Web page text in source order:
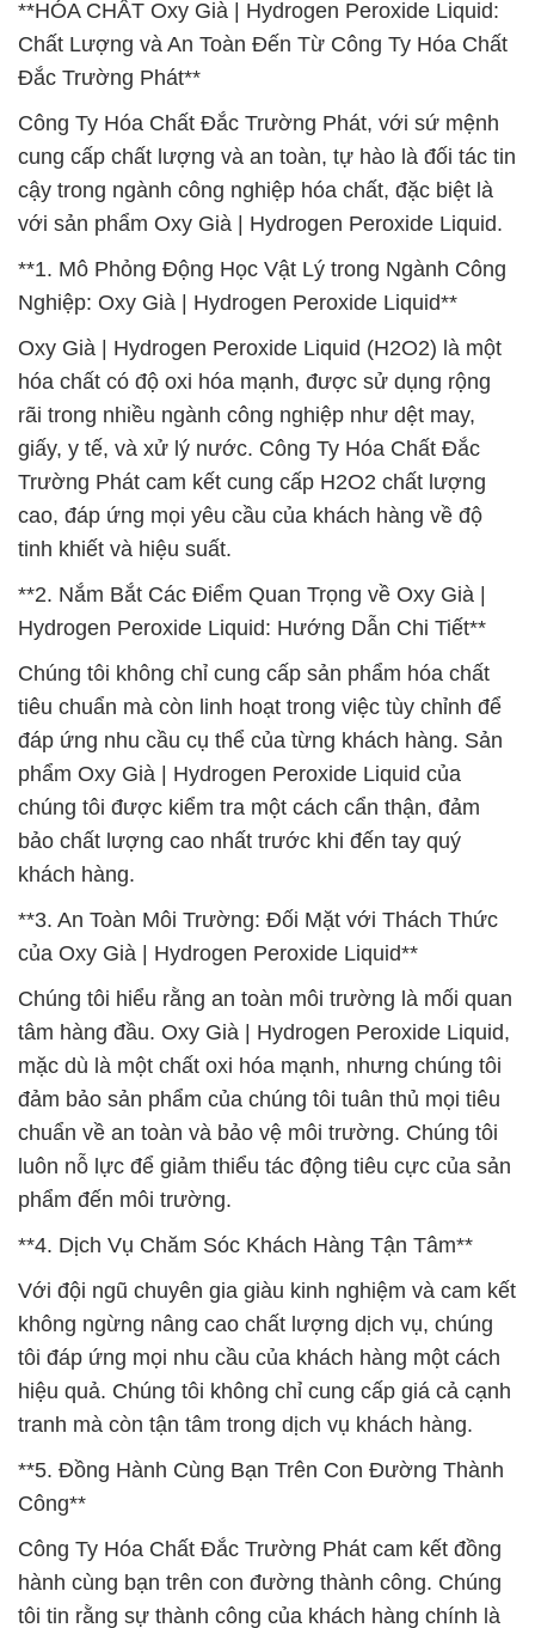
**HÓA CHẤT Oxy Già | Hydrogen Peroxide Liquid:
Chất Lượng và An Toàn Đến Từ Công Ty Hóa Chất
Đắc Trường Phát**
Công Ty Hóa Chất Đắc Trường Phát, với sứ mệnh
cung cấp chất lượng và an toàn, tự hào là đối tác tin
cậy trong ngành công nghiệp hóa chất, đặc biệt là
với sản phẩm Oxy Già | Hydrogen Peroxide Liquid.
**1. Mô Phỏng Động Học Vật Lý trong Ngành Công
Nghiệp: Oxy Già | Hydrogen Peroxide Liquid**
Oxy Già | Hydrogen Peroxide Liquid (H2O2) là một
hóa chất có độ oxi hóa mạnh, được sử dụng rộng
rãi trong nhiều ngành công nghiệp như dệt may,
giấy, y tế, và xử lý nước. Công Ty Hóa Chất Đắc
Trường Phát cam kết cung cấp H2O2 chất lượng
cao, đáp ứng mọi yêu cầu của khách hàng về độ
tinh khiết và hiệu suất.
**2. Nắm Bắt Các Điểm Quan Trọng về Oxy Già |
Hydrogen Peroxide Liquid: Hướng Dẫn Chi Tiết**
Chúng tôi không chỉ cung cấp sản phẩm hóa chất
tiêu chuẩn mà còn linh hoạt trong việc tùy chỉnh để
đáp ứng nhu cầu cụ thể của từng khách hàng. Sản
phẩm Oxy Già | Hydrogen Peroxide Liquid của
chúng tôi được kiểm tra một cách cẩn thận, đảm
bảo chất lượng cao nhất trước khi đến tay quý
khách hàng.
**3. An Toàn Môi Trường: Đối Mặt với Thách Thức
của Oxy Già | Hydrogen Peroxide Liquid**
Chúng tôi hiểu rằng an toàn môi trường là mối quan
tâm hàng đầu. Oxy Già | Hydrogen Peroxide Liquid,
mặc dù là một chất oxi hóa mạnh, nhưng chúng tôi
đảm bảo sản phẩm của chúng tôi tuân thủ mọi tiêu
chuẩn về an toàn và bảo vệ môi trường. Chúng tôi
luôn nỗ lực để giảm thiểu tác động tiêu cực của sản
phẩm đến môi trường.
**4. Dịch Vụ Chăm Sóc Khách Hàng Tận Tâm**
Với đội ngũ chuyên gia giàu kinh nghiệm và cam kết
không ngừng nâng cao chất lượng dịch vụ, chúng
tôi đáp ứng mọi nhu cầu của khách hàng một cách
hiệu quả. Chúng tôi không chỉ cung cấp giá cả cạnh
tranh mà còn tận tâm trong dịch vụ khách hàng.
**5. Đồng Hành Cùng Bạn Trên Con Đường Thành
Công**
Công Ty Hóa Chất Đắc Trường Phát cam kết đồng
hành cùng bạn trên con đường thành công. Chúng
tôi tin rằng sự thành công của khách hàng chính là